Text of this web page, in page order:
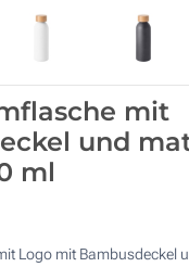
mit
und
ml
Logo mit Bambusdeckel